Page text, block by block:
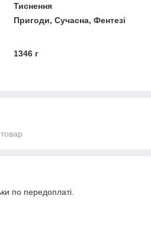
Тиснення
Пригоди, Сучасна, Фентезі
1346 г
по передоплаті.